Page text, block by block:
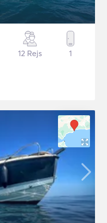
12 Rejs 1